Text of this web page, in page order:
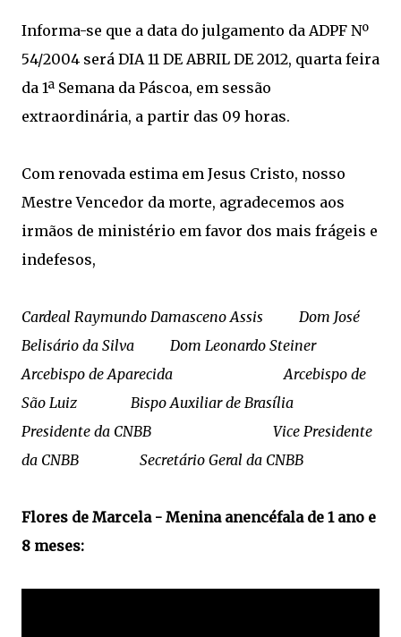
Informa-se que a data do julgamento da ADPF Nº
54/2004 será DIA 11 DE ABRIL DE 2012, quarta feira
da 1ª Semana da Páscoa, em sessão
extraordinária, a partir das 09 horas.
Com renovada estima em Jesus Cristo, nosso
Mestre Vencedor da morte, agradecemos aos
irmãos de ministério em favor dos mais frágeis e
indefesos,
Cardeal Raymundo Damasceno Assis Dom José
Belisário da Silva Dom Leonardo Steiner
Arcebispo de Aparecida Arcebispo de
São Luiz Bispo Auxiliar de Brasília
Presidente da CNBB Vice Presidente
da CNBB Secretário Geral da CNBB
Flores de Marcela - Menina anencéfala de 1 ano e
8 meses: